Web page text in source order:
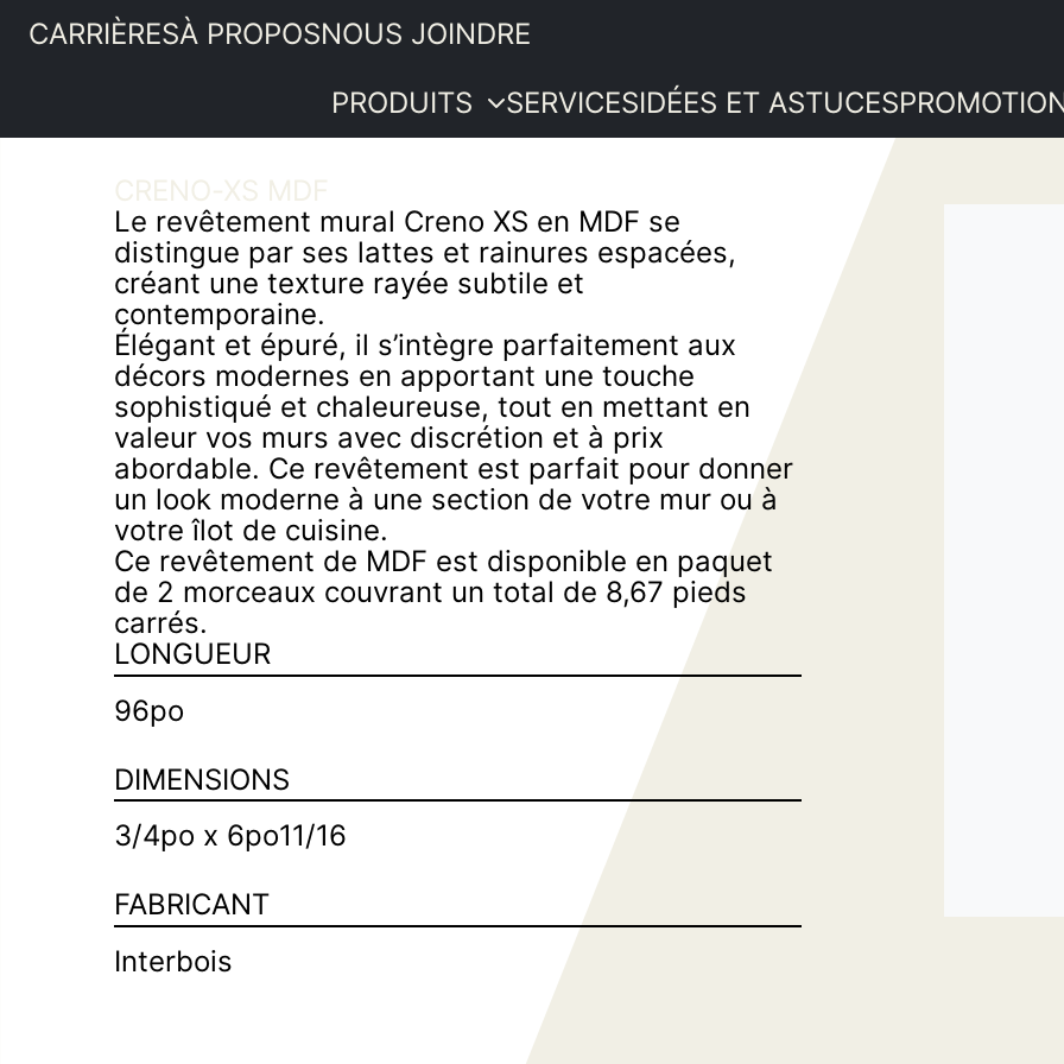
CARRIÈRESÀ PROPOSNOUS JOINDRE
PRODUITS
Portes
intérieures
Embossées (masonite)
Embossées (ID Doors)
À panneaux massifs
Grange
Portes persiennes
Bâti de porte escamotable
Commande spéciale
Moulures et
boiseries
Cadrage MDF
Ogee MDF
Autres MDF
Cadrage Pin
Plinthe pin
Autres Pin
Commande spéciale
Poignées de porte
Rails
Quincaillerie garde-robe
Autres
Bois de
menuiserie
Revêtements
intérieurs
Plancher de
pin
Composantes
d’escalier
SERVICESIDÉES ET ASTUCES
PRODUITS
SERVICES
IDÉES ET
ASTUCES
PROMOTIONS
SOUMISSION
CRENO-XS MDF
Le revêtement mural Creno XS en MDF se
distingue par ses lattes et rainures espacées,
créant une texture rayée subtile et
contemporaine.
Élégant et épuré, il s’intègre parfaitement aux
décors modernes en apportant une touche
sophistiqué et chaleureuse, tout en mettant en
valeur vos murs avec discrétion et à prix
abordable. Ce revêtement est parfait pour donner
un look moderne à une section de votre mur ou à
votre îlot de cuisine.
Ce revêtement de MDF est disponible en paquet
de 2 morceaux couvrant un total de 8,67 pieds
carrés.
LONGUEUR
96po
DIMENSIONS
3/4po x 6po11/16
FABRICANT
Interbois